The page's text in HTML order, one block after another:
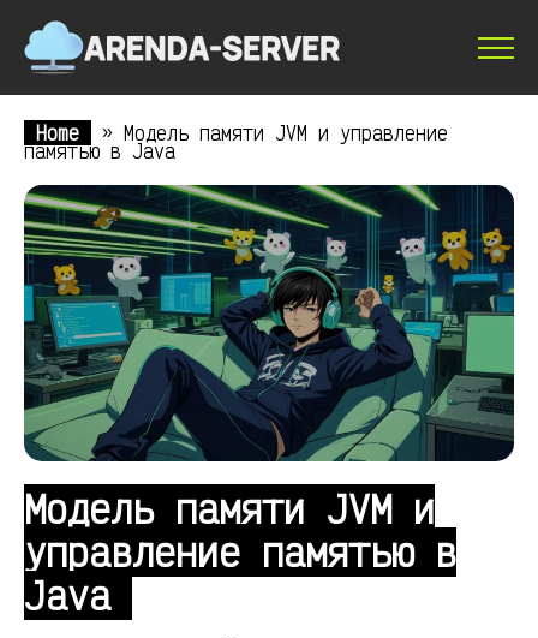
Home » Модель памяти JVM и управление
памятью в Java
Модель памяти JVM и
управление памятью в
Java